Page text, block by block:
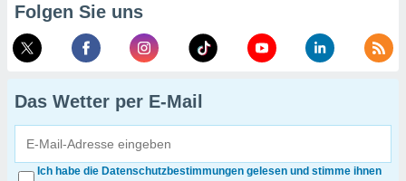
Folgen Sie uns
Das Wetter per E-Mail
Ich habe die Datenschutzbestimmungen gelesen und stimme ihnen